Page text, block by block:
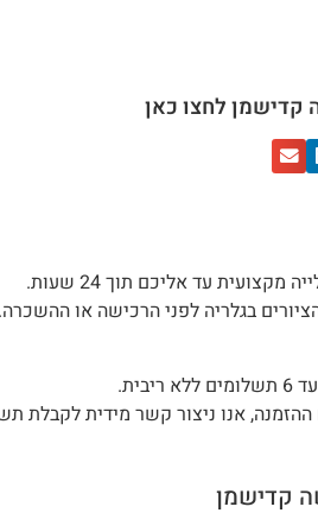
קדישמן לחצו כאן
עד אליכם תוך 24 שעות.
בגלריה לפני הרכישה או
אנו ניצור קשר מידית לקבלת
קדישמן